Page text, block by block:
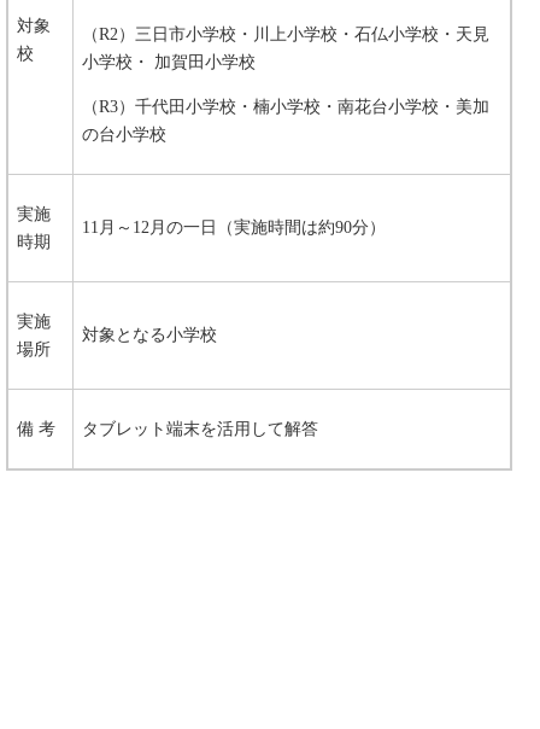
対象
校
（R2）三日市小学校・川上小学校・石仏小学校・天見
小学校・ 加賀田小学校
（R3）千代田小学校・楠小学校・南花台小学校・美加
の台小学校
実施
時期
11月～12月の一日（実施時間は約90分）
実施
場所
対象となる小学校
備 考 タブレット端末を活用して解答